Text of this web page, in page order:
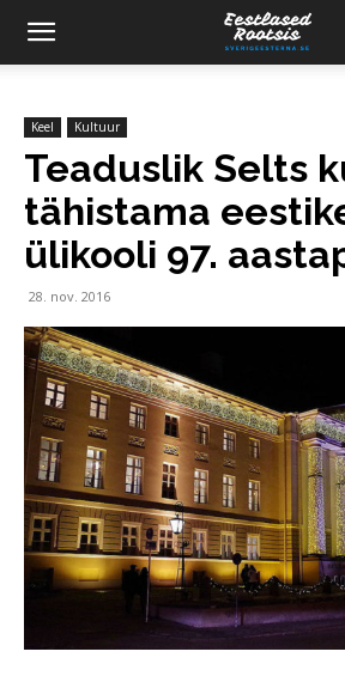
Keel Kultuur
Teaduslik Selts
tähistama
ülikooli 97.
28. nov. 2016